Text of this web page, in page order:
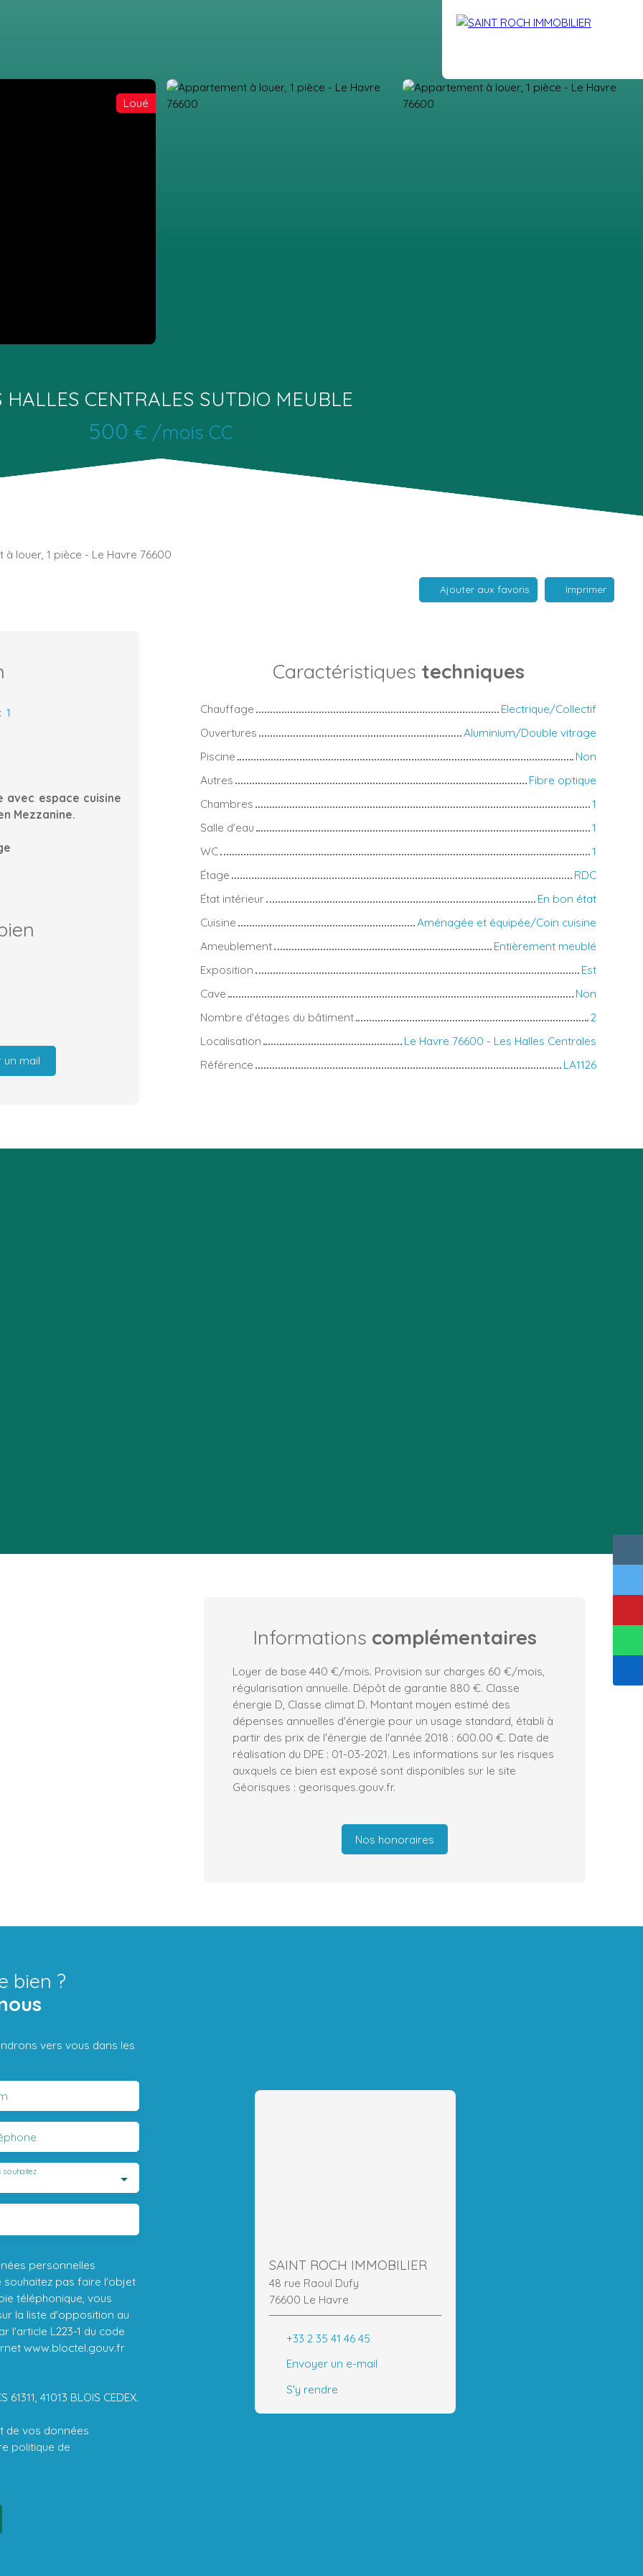
Loué
HALLES CENTRALES SUTDIO MEUBLE
500 € /mois CC
louer, 1 pièce - Le Havre 76600
Ajouter aux favoris Imprimer
1
avec espace cuisine
Mezzanine.
un mail
Caractéristiques techniques
Chauffage
Electrique/Collectif
Ouvertures
Aluminium/Double vitrage
Piscine
Non
Autres
Fibre optique
Chambres
1
Salle d'eau
1
WC
1
Étage
RDC
État intérieur
En bon état
Cuisine
Aménagée et équipée/Coin cuisine
Ameublement
Entièrement meublé
Exposition
Est
Cave
Non
Nombre d'étages du bâtiment
2
Localisation
Le Havre 76600 - Les Halles Centrales
Référence
LA1126
Informations complémentaires
Loyer de base 440 €/mois. Provision sur charges 60 €/mois,
régularisation annuelle. Dépôt de garantie 880 €. Classe
énergie D, Classe climat D. Montant moyen estimé des
dépenses annuelles d'énergie pour un usage standard, établi à
partir des prix de l'énergie de l'année 2018 : 600.00 €. Date de
réalisation du DPE : 01-03-2021. Les informations sur les risques
auxquels ce bien est exposé sont disponibles sur le site
Géorisques : georisques.gouv.fr.
Nos honoraires
bien ?
vers vous dans les
souhaitez
personnelles
souhaitez pas faire l'objet
téléphonique, vous
la liste d'opposition au
l'article L223-1 du code
www.bloctel.gouv.fr
41013 BLOIS CEDEX.
de vos données
politique de
SAINT ROCH IMMOBILIER
48 rue Raoul Dufy
76600 Le Havre
+33 2 35 41 46 45
Envoyer un e-mail
S'y rendre